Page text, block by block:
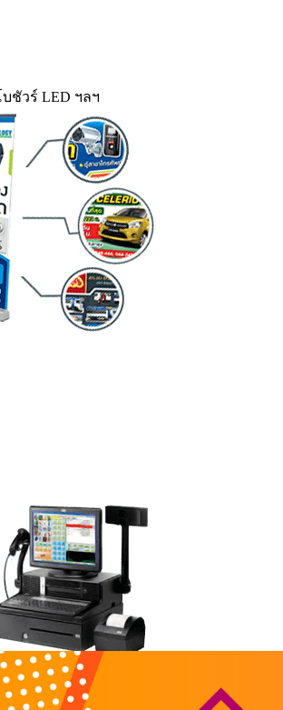
ชัวร์ LED ฯลฯ